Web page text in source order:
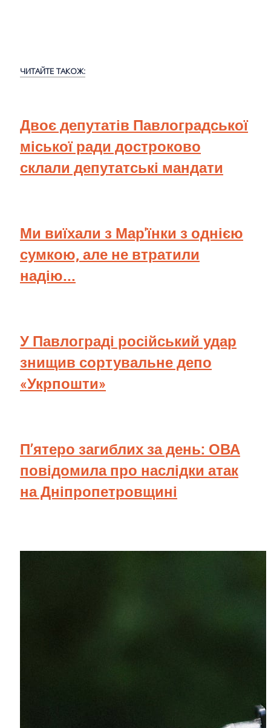
ЧИТАЙТЕ ТАКОЖ:
Двоє депутатів Павлоградської
міської ради достроково
склали депутатські мандати
Ми виїхали з Мар'їнки з однією
сумкою, але не втратили
надію...
У Павлограді російський удар
знищив сортувальне депо
«Укрпошти»
П’ятеро загиблих за день: ОВА
повідомила про наслідки атак
на Дніпропетровщині